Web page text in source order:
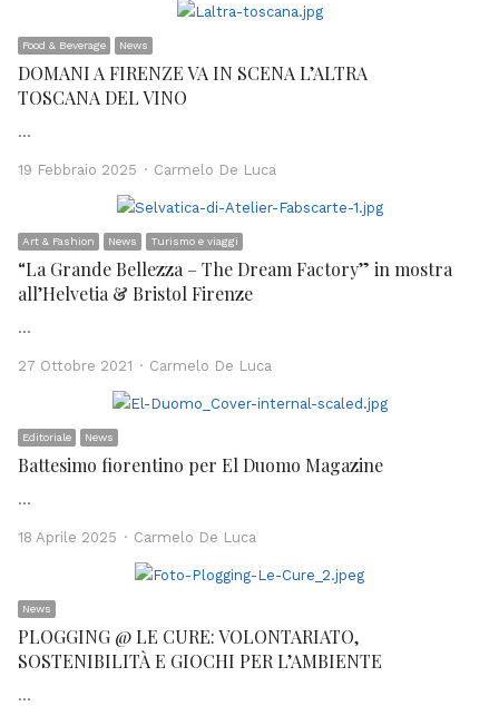
Food & Beverage News
DOMANI A FIRENZE VA IN SCENA L’ALTRA
TOSCANA DEL VINO
…
19 Febbraio 2025 Author
Carmelo De Luca
Art & Fashion News Turismo e viaggi
“La Grande Bellezza – The Dream Factory” in mostra
all’Helvetia & Bristol Firenze
…
27 Ottobre 2021 Author
Carmelo De Luca
Editoriale News
Battesimo fiorentino per El Duomo Magazine
…
18 Aprile 2025 Author
Carmelo De Luca
News
PLOGGING @ LE CURE: VOLONTARIATO,
SOSTENIBILITÀ E GIOCHI PER L’AMBIENTE
…